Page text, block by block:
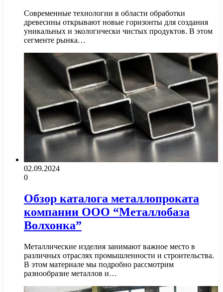
Современные технологии в области обработки
древесины открывают новые горизонты для создания
уникальных и экологически чистых продуктов. В этом
сегменте рынка…
02.09.2024
0
Обзор каталога металлопроката
компании ООО “Металлобаза
Волхонка”
Металлические изделия занимают важное место в
различных отраслях промышленности и строительства.
В этом материале мы подробно рассмотрим
разнообразие металлов и…